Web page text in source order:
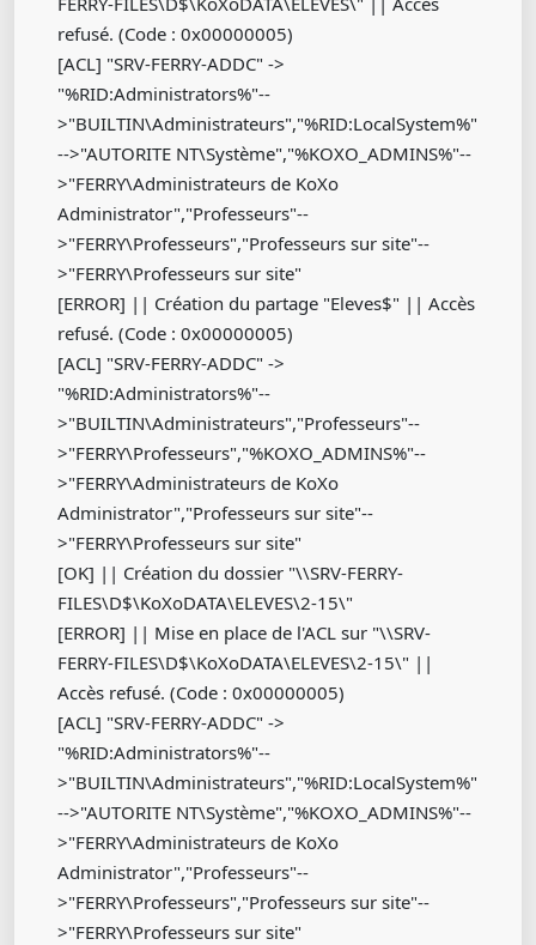
refusé. (Code : 0x00000005)
[ACL] "SRV-FERRY-ADDC" ->
"%RID:Administrators%"--
>"BUILTIN\Administrateurs","%RID:LocalSystem%"
-->"AUTORITE NT\Système","%KOXO_ADMINS%"--
>"FERRY\Administrateurs de KoXo
Administrator","Professeurs"--
>"FERRY\Professeurs","Professeurs sur site"--
>"FERRY\Professeurs sur site"
[ERROR] || Création du partage "Eleves$" || Accès
refusé. (Code : 0x00000005)
[ACL] "SRV-FERRY-ADDC" ->
"%RID:Administrators%"--
>"BUILTIN\Administrateurs","Professeurs"--
>"FERRY\Professeurs","%KOXO_ADMINS%"--
>"FERRY\Administrateurs de KoXo
Administrator","Professeurs sur site"--
>"FERRY\Professeurs sur site"
[OK] || Création du dossier "\\SRV-FERRY-
FILES\D$\KoXoDATA\ELEVES\2-15\"
[ERROR] || Mise en place de l'ACL sur "\\SRV-
FERRY-FILES\D$\KoXoDATA\ELEVES\2-15\" ||
Accès refusé. (Code : 0x00000005)
[ACL] "SRV-FERRY-ADDC" ->
"%RID:Administrators%"--
>"BUILTIN\Administrateurs","%RID:LocalSystem%"
-->"AUTORITE NT\Système","%KOXO_ADMINS%"--
>"FERRY\Administrateurs de KoXo
Administrator","Professeurs"--
>"FERRY\Professeurs","Professeurs sur site"--
>"FERRY\Professeurs sur site"